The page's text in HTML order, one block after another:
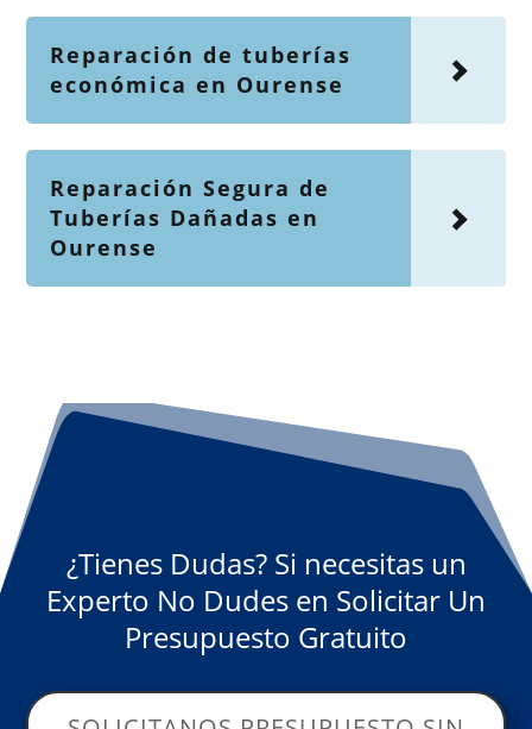
Reparación de tuberías
económica en Ourense
Reparación Segura de
Tuberías Dañadas en
Ourense
¿Tienes Dudas? Si necesitas un
Experto No Dudes en Solicitar Un
Presupuesto Gratuito